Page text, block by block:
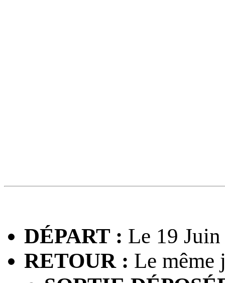
DÉPART : Le 19
RETOUR : Le même